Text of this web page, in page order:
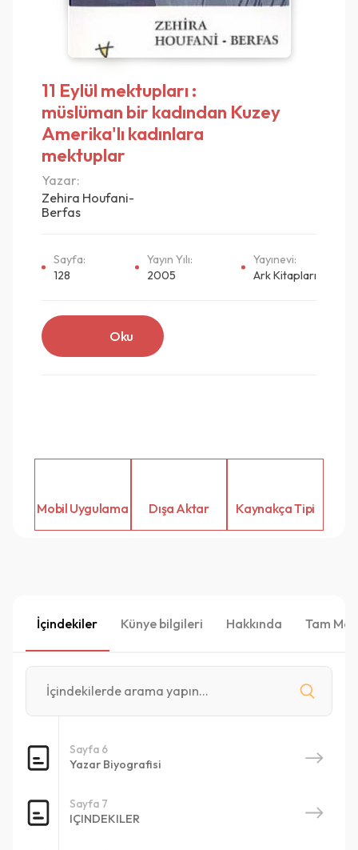
11 Eylül mektupları :
müslüman bir kadından Kuzey
Amerika'lı kadınlara
mektuplar
Yazar:
Zehira Houfani-
Berfas
Sayfa:
128
Yayın Yılı:
2005
Yayınevi:
Ark Kitapları
Oku
Mobil Uygulama Dışa Aktar Kaynakça Tipi
İçindekiler Künye bilgileri Hakkında Tam
Sayfa 6
Yazar Biyografisi
Sayfa 7
IÇINDEKILER